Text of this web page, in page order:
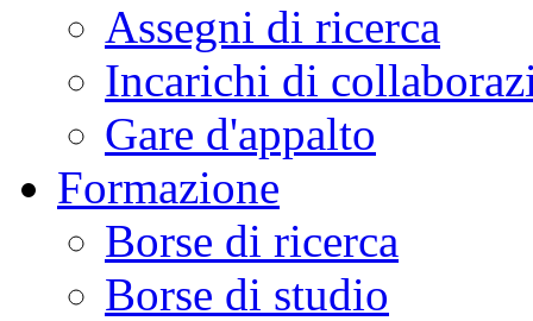
Assegni di ricerca
Incarichi di
Gare d'appalto
Formazione
Borse di ricerca
Borse di studio